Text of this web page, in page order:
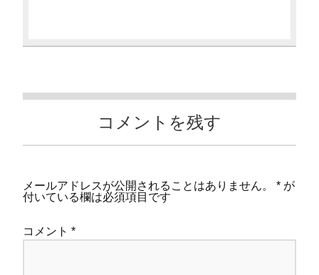
コメントを残す
メールアドレスが公開されることはありません。 * が
付いている欄は必須項目です
コメント *